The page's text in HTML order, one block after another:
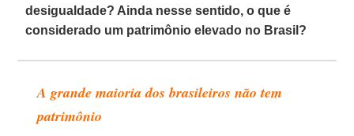
desigualdade? Ainda nesse sentido, o que é
considerado um patrimônio elevado no Brasil?
A grande maioria dos brasileiros não tem
patrimônio